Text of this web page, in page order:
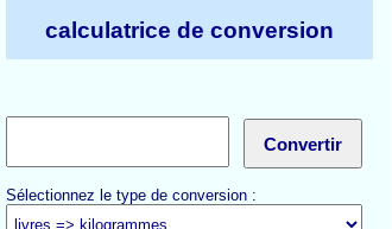
calculatrice de conversion
Sélectionnez le type de conversion :